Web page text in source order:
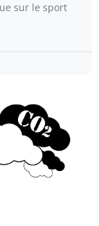
sur le sport